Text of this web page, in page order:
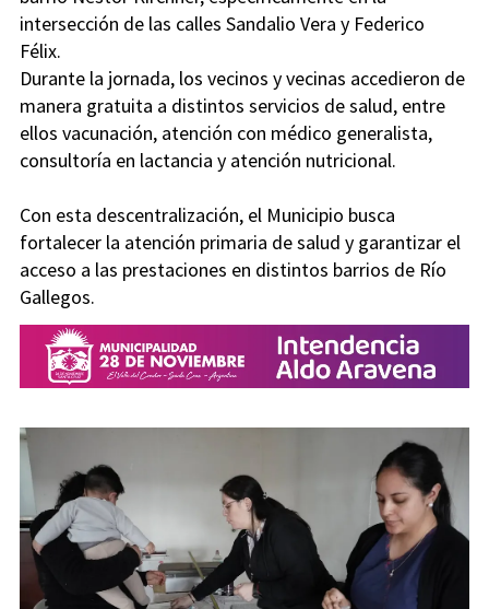
intersección de las calles Sandalio Vera y Federico
Félix.
Durante la jornada, los vecinos y vecinas accedieron de
manera gratuita a distintos servicios de salud, entre
ellos vacunación, atención con médico generalista,
consultoría en lactancia y atención nutricional.
Con esta descentralización, el Municipio busca
fortalecer la atención primaria de salud y garantizar el
acceso a las prestaciones en distintos barrios de Río
Gallegos.